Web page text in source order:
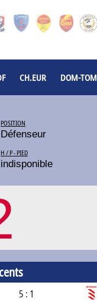
CH.EUR DOM-TOM
POSITION
Défenseur
H / P - PIED
indisponible
5 : 1